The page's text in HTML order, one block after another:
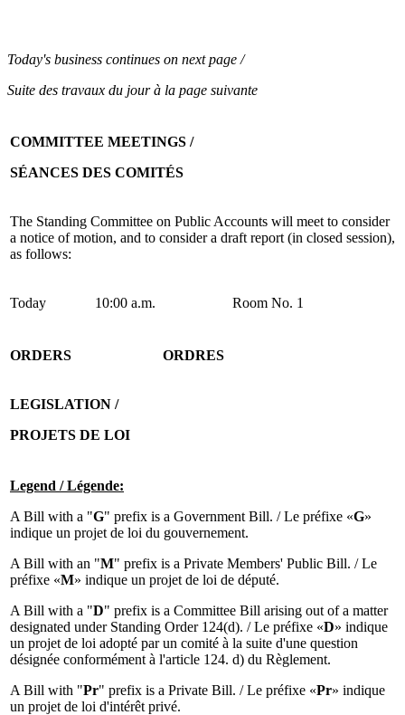
Today's business continues on next page /
Suite des travaux du jour à la page suivante
COMMITTEE MEETINGS /
SÉANCES DES COMITÉS
The Standing Committee on Public Accounts will meet to consider
a notice of motion, and to consider a draft report (in closed session),
as follows:
Today 10:00 a.m. Room No. 1
ORDERS ORDRES
LEGISLATION /
PROJETS DE LOI
Legend / Légende:
A Bill with a "G" prefix is a Government Bill. / Le préfixe «G»
indique un projet de loi du gouvernement.
A Bill with an "M" prefix is a Private Members' Public Bill. / Le
préfixe «M» indique un projet de loi de député.
A Bill with a "D" prefix is a Committee Bill arising out of a matter
designated under Standing Order 124(d). / Le préfixe «D» indique
un projet de loi adopté par un comité à la suite d'une question
désignée conformément à l'article 124. d) du Règlement.
A Bill with "Pr" prefix is a Private Bill. / Le préfixe «Pr» indique
un projet de loi d'intérêt privé.